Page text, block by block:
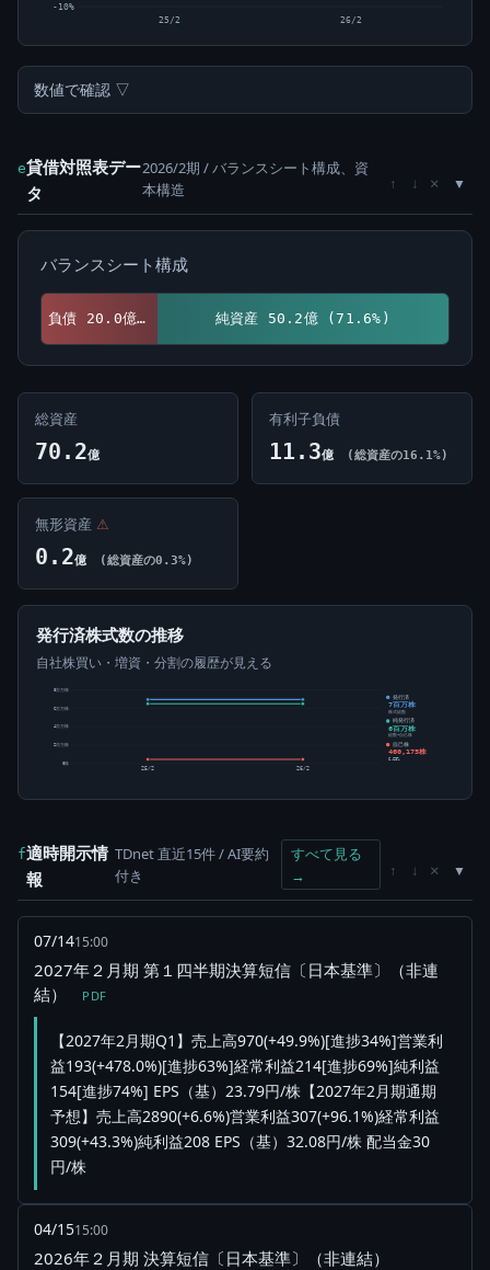
-10%
25/2 26/2
数値で確認 ▽
e貸借対照表デー
タ
2026/2期 / バランスシート構成、資
本構造
↑ ↓ ×
バランスシート構成
負債 20.0億 (28.4%) 純資産 50.2億 (71.6%)
総資産
70.2億
有利子負債
11.3億 (総資産の16.1%)
無形資産 ⚠
0.2億 (総資産の0.3%)
発行済株式数の推移
自社株買い・増資・分割の履歴が見える
0株
2百万株
4百万株
6百万株
8百万株
25/2 26/2
発行済
7百万株
株式総数
純発行済
6百万株
総数-自己株
自己株
460,175株
6.63%
f適時開示情
報
TDnet 直近15件 / AI要約
付き
すべて見る
→
↑ ↓ ×
07/1415:00
2027年２月期 第１四半期決算短信〔日本基準〕（非連
結）
PDF
【2027年2月期Q1】売上高970(+49.9%)[進捗34%]営業利
益193(+478.0%)[進捗63%]経常利益214[進捗69%]純利益
154[進捗74%] EPS（基）23.79円/株【2027年2月期通期
予想】売上高2890(+6.6%)営業利益307(+96.1%)経常利益
309(+43.3%)純利益208 EPS（基）32.08円/株 配当金30
円/株
04/1515:00
2026年２月期 決算短信〔日本基準〕（非連結）